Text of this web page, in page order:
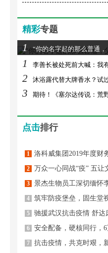
精彩专题
1 “你的名字起的那么普通，
1 李善长被处死前大喊：我
2 沐浴露代替大牌香水？试
3 期待！《塞尔达传说：荒
点击排行
1 洛科威集团2019年度财
2 万众一心同战“疫” 五让
3 景杰生物员工深切缅怀
4 筑牢防疫堡垒，固生堂
5 驰援武汉抗击疫情 舒
6 安全配备，硬核同行，
7 抗击疫情，共克时艰，